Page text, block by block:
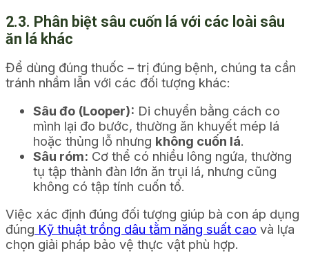
2.3. Phân biệt sâu cuốn lá với các loài sâu
ăn lá khác
Để dùng đúng thuốc – trị đúng bệnh, chúng ta cần
tránh nhầm lẫn với các đối tượng khác:
Sâu đo (Looper): Di chuyển bằng cách co
mình lại đo bước, thường ăn khuyết mép lá
hoặc thủng lỗ nhưng không cuốn lá.
Sâu róm: Cơ thể có nhiều lông ngứa, thường
tụ tập thành đàn lớn ăn trụi lá, nhưng cũng
không có tập tính cuốn tổ.
Việc xác định đúng đối tượng giúp bà con áp dụng
đúng Kỹ thuật trồng dâu tằm năng suất cao và lựa
chọn giải pháp bảo vệ thực vật phù hợp.